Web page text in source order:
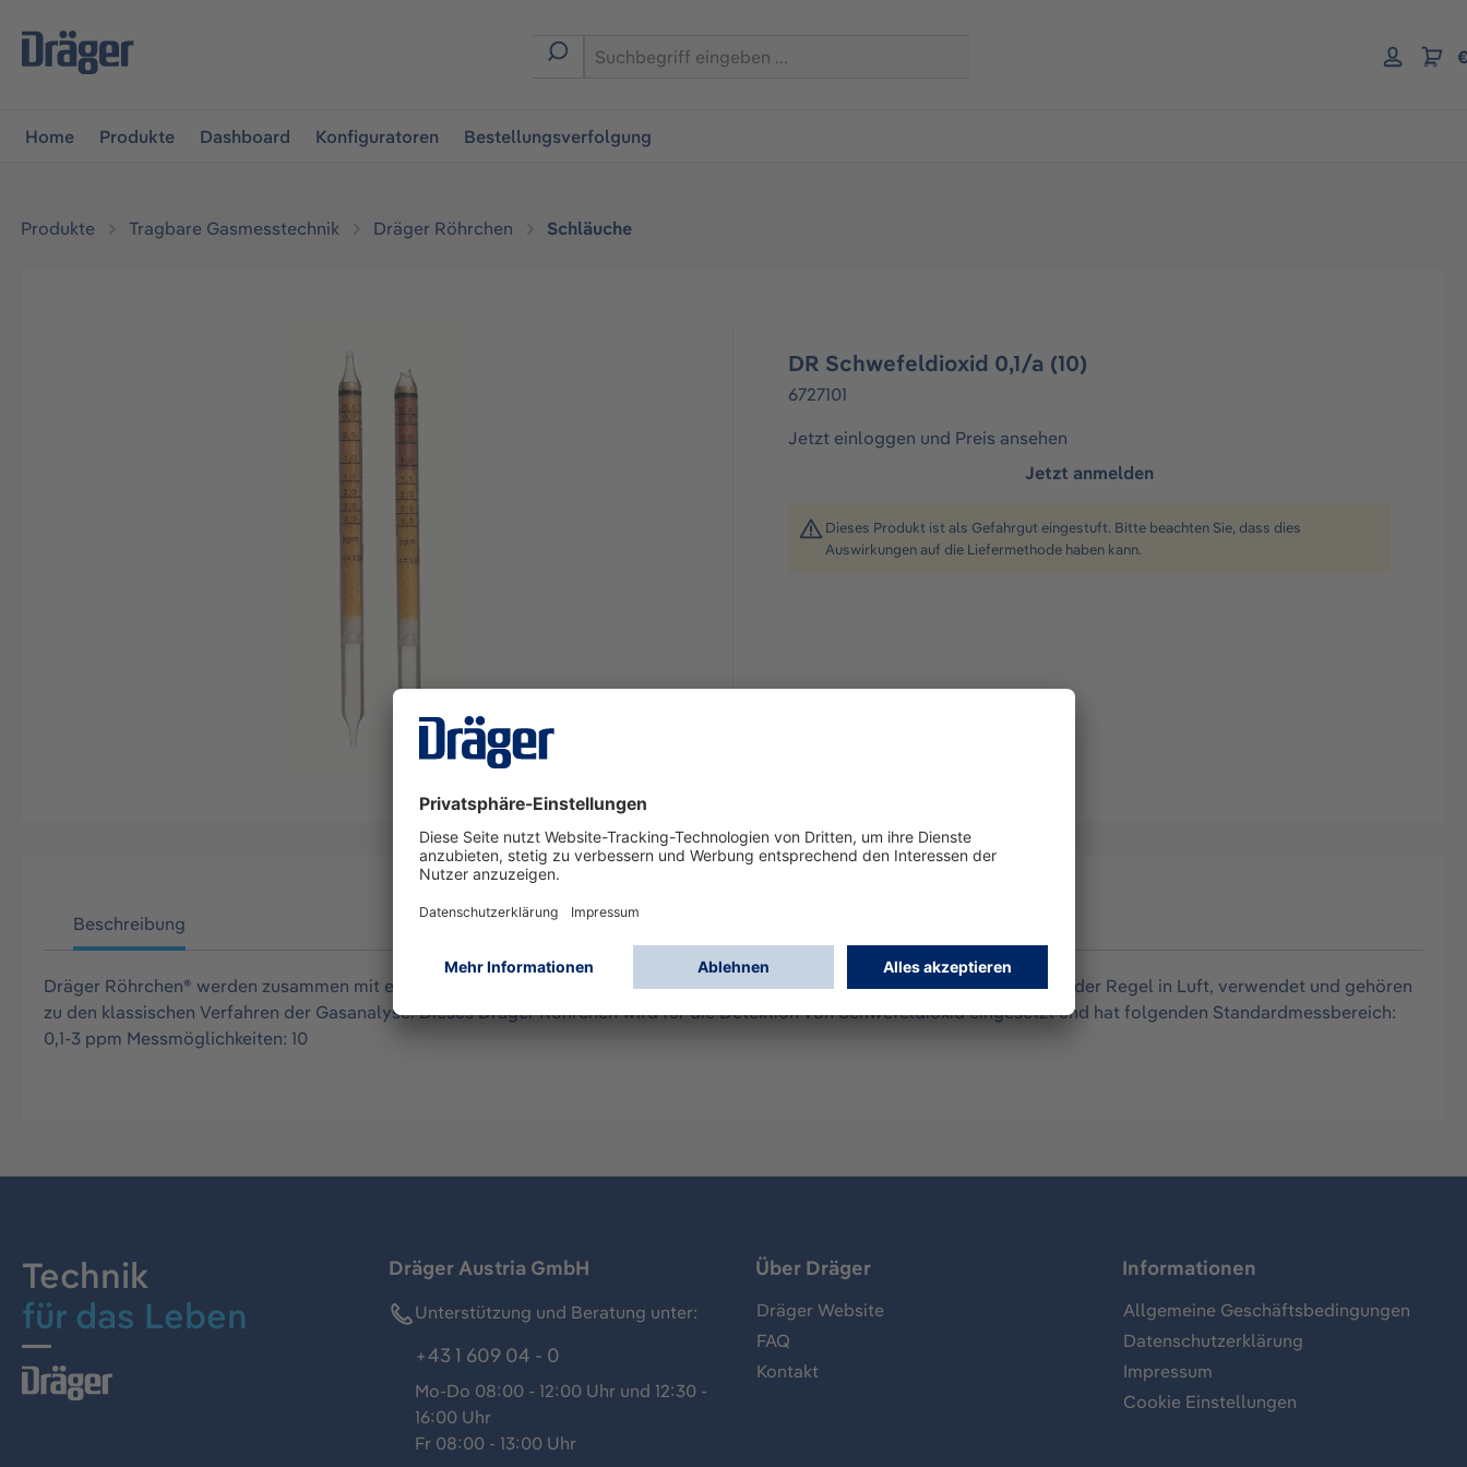
springen
Home Produkte Dashboard Konfiguratoren Bestellungsverfolgung
Produkte Tragbare Gasmesstechnik Dräger Röhrchen Schläuche
DR Schwefeldioxid 0,1/a (10)
6727101
Jetzt einloggen und Preis ansehen
Jetzt anmelden
Dieses Produkt ist als Gefahrgut eingestuft. Bitte beachten Sie, dass dies
Auswirkungen auf die Liefermethode haben kann.
Beschreibung
Dräger Röhrchen® werden zusammen mit einer Dräger Röhrchenpumpe für Messungen von Gasen, Dämpfen und Aerosolen, in der Regel in Luft, verwendet und gehören
zu den klassischen Verfahren der Gasanalyse. Dieses Dräger Röhrchen wird für die Detektion von Schwefeldioxid eingesetzt und hat folgenden Standardmessbereich:
0,1-3 ppm Messmöglichkeiten: 10
Technik
für das Leben
Dräger Austria GmbH
Unterstützung und Beratung unter:
+43 1 609 04 - 0
Mo-Do 08:00 - 12:00 Uhr und 12:30 -
16:00 Uhr
Fr 08:00 - 13:00 Uhr
Über Dräger
Dräger Website
FAQ
Kontakt
Informationen
Allgemeine Geschäftsbedingungen
Datenschutzerklärung
Impressum
Cookie Einstellungen